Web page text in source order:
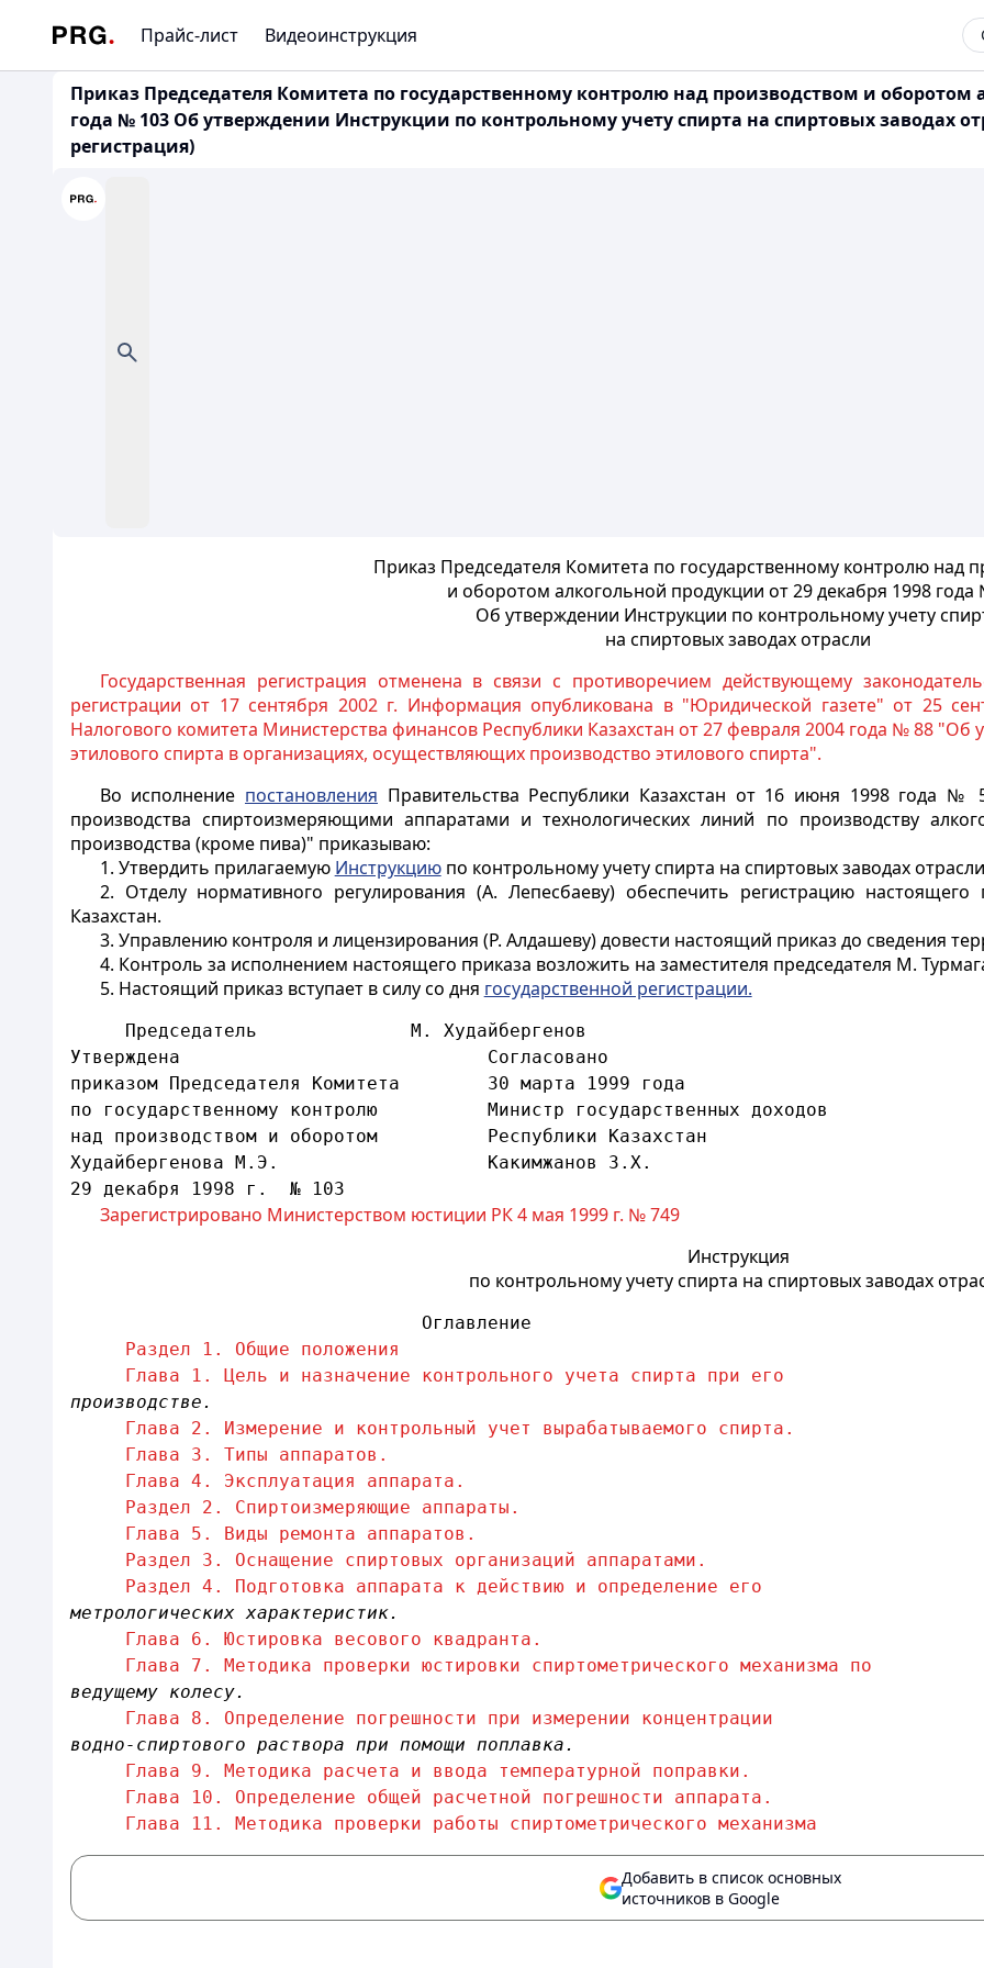
Прайс-лист Видеоинструкция
Приказ Председателя Комитета по государственному контролю над производством и оборотом
года № 103 Об утверждении Инструкции по контрольному учету спирта на спиртовых заводах
регистрация)
Приказ Председателя Комитета по государственному контролю над
и оборотом алкогольной продукции от 29 декабря 1998 года
Об утверждении Инструкции по контрольному учету
на спиртовых заводах отрасли
Государственная регистрация отменена в связи с противоречием действующему
регистрации от 17 сентября 2002 г. Информация опубликована в "Юридической газете" от 25
Налогового комитета Министерства финансов Республики Казахстан от 27 февраля 2004 года № 88
этилового спирта в организациях, осуществляющих производство этилового спирта".
Во исполнение постановления Правительства Республики Казахстан от 16 июня 1998 года
производства спиртоизмеряющими аппаратами и технологических линий по производству
производства (кроме пива)" приказываю:
1. Утвердить прилагаемую Инструкциюпо контрольному учету спирта на спиртовых заводах
2. Отделу нормативного регулирования (А. Лепесбаеву) обеспечить регистрацию
Казахстан.
3. Управлению контроля и лицензирования (Р. Алдашеву) довести настоящий приказ до сведения
4. Контроль за исполнением настоящего приказа возложить на заместителя председателя М.
5. Настоящий приказ вступает в силу со дня государственной регистрации.
Председатель              М. Худайбергенов
Утверждена
Согласовано
приказом Председателя Комитета
30 марта 1999 года
по государственному контролю
Министр государственных доходов
над производством и оборотом
Республики Казахстан
Худайбергенова М.Э.
Какимжанов З.Х.
29 декабря 1998 г.  № 103
Зарегистрировано Министерством юстиции РК 4 мая 1999 г. № 749
Инструкция
по контрольному учету спирта на спиртовых заводах
Оглавление
Раздел 1. Общие положения
Глава 1. Цель и назначение контрольного учета спирта при его
производстве.
Глава 2. Измерение и контрольный учет вырабатываемого спирта.
Глава 3. Типы аппаратов.
Глава 4. Эксплуатация аппарата.
Раздел 2. Спиртоизмеряющие аппараты.
Глава 5. Виды ремонта аппаратов.
Раздел 3. Оснащение спиртовых организаций аппаратами.
Раздел 4. Подготовка аппарата к действию и определение его
метрологических характеристик.
Глава 6. Юстировка весового квадранта.
Глава 7. Методика проверки юстировки спиртометрического механизма по
ведущему колесу.
Глава 8. Определение погрешности при измерении концентрации
водно-спиртового раствора при помощи поплавка.
Глава 9. Методика расчета и ввода температурной поправки.
Глава 10. Определение общей расчетной погрешности аппарата.
Глава 11. Методика проверки работы спиртометрического механизма
Добавить в список основных
источников в Google